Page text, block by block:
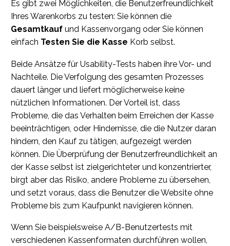
Es gibt zwei Möglichkeiten, die Benutzerfreundlichkeit
Ihres Warenkorbs zu testen: Sie können die
Gesamtkauf und Kassenvorgang oder Sie können
einfach Testen Sie die Kasse Korb selbst.
Beide Ansätze für Usability-Tests haben ihre Vor- und
Nachteile. Die Verfolgung des gesamten Prozesses
dauert länger und liefert möglicherweise keine
nützlichen Informationen. Der Vorteil ist, dass
Probleme, die das Verhalten beim Erreichen der Kasse
beeinträchtigen, oder Hindernisse, die die Nutzer daran
hindern, den Kauf zu tätigen, aufgezeigt werden
können. Die Überprüfung der Benutzerfreundlichkeit an
der Kasse selbst ist zielgerichteter und konzentrierter,
birgt aber das Risiko, andere Probleme zu übersehen,
und setzt voraus, dass die Benutzer die Website ohne
Probleme bis zum Kaufpunkt navigieren können.
Wenn Sie beispielsweise A/B-Benutzertests mit
verschiedenen Kassenformaten durchführen wollen,